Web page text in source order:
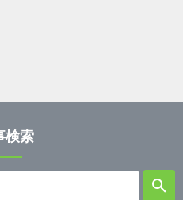
検索